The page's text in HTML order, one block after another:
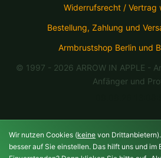
Widerrufsrecht / Vertrag
Bestellung, Zahlung und
Armbrustshop Berlin und
© 1997 - 2026 ARROW IN APPLE -
Anfänger und
Wir nutzen Cookies (keine von
besser auf Sie einstellen. Das hilft uns und im